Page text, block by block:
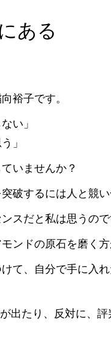
ある
裕子です。
い」
」
いませんか？
破するには人と競
スだと私は思うので
ンドの原石を磨く
て、自分で手に入
出たり、反対に、